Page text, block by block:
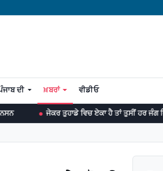
ਦੀ ਖ਼ਬਰਾਂ ਵੀਡੀਓ
ਤੁਹਾਡੇ ਵਿਚ ਏਕਾ ਹੈ ਤਾਂ ਤੁਸੀਂ ਹਰ ਜੰਗ ਜਿੱਤ ਸਕਦੇ ਹੋ। -ਡਾ: